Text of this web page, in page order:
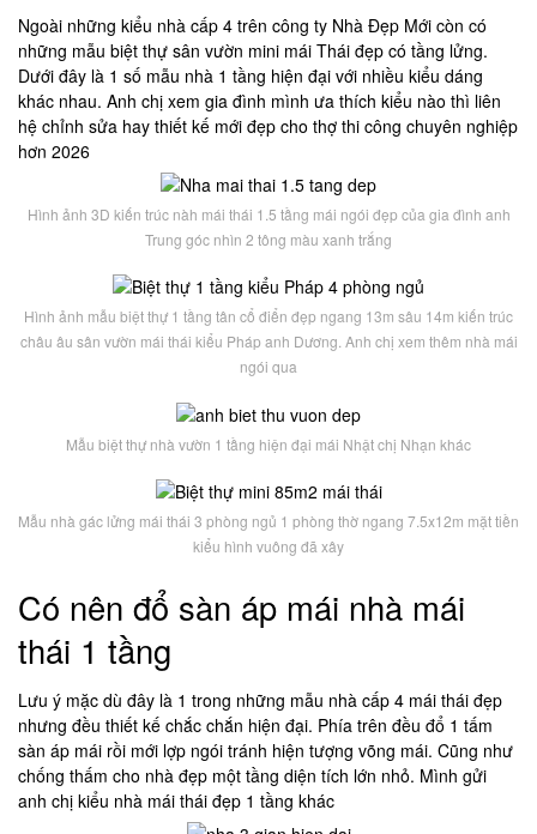
Ngoài những kiểu nhà cấp 4 trên công ty Nhà Đẹp Mới còn có
những mẫu biệt thự sân vườn mini mái Thái đẹp có tầng lửng.
Dưới đây là 1 số mẫu nhà 1 tầng hiện đại với nhiều kiểu dáng
khác nhau. Anh chị xem gia đình mình ưa thích kiểu nào thì liên
hệ chỉnh sửa hay thiết kế mới đẹp cho thợ thi công chuyên nghiệp
hơn 2026
Hình ảnh 3D kiến trúc nàh mái thái 1.5 tầng mái ngói đẹp của gia đình anh
Trung góc nhìn 2 tông màu xanh trắng
Hình ảnh mẫu biệt thự 1 tầng tân cổ điển đẹp ngang 13m sâu 14m kiến trúc
châu âu sân vườn mái thái kiểu Pháp anh Dương. Anh chị xem thêm nhà mái
ngói qua
Mẫu biệt thự nhà vườn 1 tầng hiện đại mái Nhật chị Nhạn khác
Mẫu nhà gác lửng mái thái 3 phòng ngủ 1 phòng thờ ngang 7.5x12m mặt tiền
kiểu hình vuông đã xây
Có nên đổ sàn áp mái nhà mái
thái 1 tầng
Lưu ý mặc dù đây là 1 trong những mẫu nhà cấp 4 mái thái đẹp
nhưng đều thiết kế chắc chắn hiện đại. Phía trên đều đổ 1 tấm
sàn áp mái rồi mới lợp ngói tránh hiện tượng võng mái. Cũng như
chống thấm cho nhà đẹp một tầng diện tích lớn nhỏ. Mình gửi
anh chị kiểu nhà mái thái đẹp 1 tầng khác